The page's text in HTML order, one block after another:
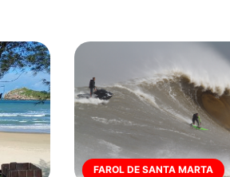
FAROL DE SANTA MARTA